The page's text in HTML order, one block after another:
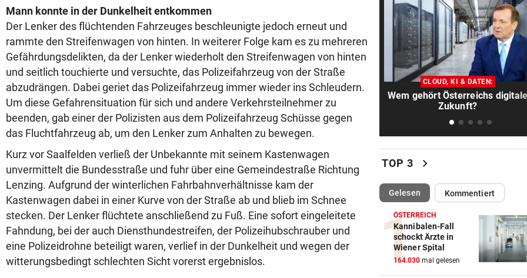
Mann konnte in der Dunkelheit entkommen
Der Lenker des flüchtenden Fahrzeuges beschleunigte jedoch erneut und
rammte den Streifenwagen von hinten. In weiterer Folge kam es zu mehreren
Gefährdungsdelikten, da der Lenker wiederholt den Streifenwagen von hinten
und seitlich touchierte und versuchte, das Polizeifahrzeug von der Straße
abzudrängen. Dabei geriet das Polizeifahrzeug immer wieder ins Schleudern.
Um diese Gefahrensituation für sich und andere Verkehrsteilnehmer zu
beenden, gab einer der Polizisten aus dem Polizeifahrzeug Schüsse gegen
das Fluchtfahrzeug ab, um den Lenker zum Anhalten zu bewegen.
Kurz vor Saalfelden verließ der Unbekannte mit seinem Kastenwagen
unvermittelt die Bundesstraße und fuhr über eine Gemeindestraße Richtung
Lenzing. Aufgrund der winterlichen Fahrbahnverhältnisse kam der
Kastenwagen dabei in einer Kurve von der Straße ab und blieb im Schnee
stecken. Der Lenker flüchtete anschließend zu Fuß. Eine sofort eingeleitete
Fahndung, bei der auch Diensthundestreifen, der Polizeihubschrauber und
eine Polizeidrohne beteiligt waren, verlief in der Dunkelheit und wegen der
witterungsbedingt schlechten Sicht vorerst ergebnislos.
RALF WIRD OPA! vor 14
David und Vivien Schumacher
erwarten erstes Baby!
WIE ANGEKÜNDIGT vor
Salzburg verstärkt
jungem Kanadier
„Starker Reiseverkehr“:
Alarm am Wochenende
STAR-REGISSEUR WETTERT vor
Markus Hinterhäuser ist
arroganter Politik“
CLOUD, KI & DATEN:
Wem gehört Österreichs digitale
Zukunft?
TOP 3 chevron_right
Gelesen(ausgewählt)Kommentiert
ÖSTERREICH
Kannibalen-Fall
schockt Ärzte in
Wiener Spital
164.030 mal gelesen